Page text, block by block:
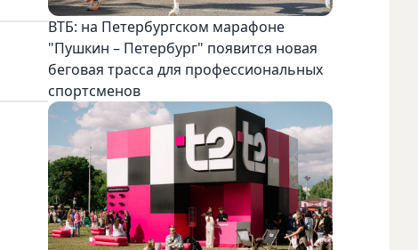
ВТБ: на Петербургском марафоне
"Пушкин – Петербург" появится новая
беговая трасса для профессиональных
спортсменов